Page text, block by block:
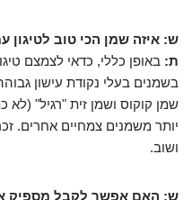
ש: איזה שמן הכי טוב לטיגון
ת: באופן כללי, כדאי לצמצם
בשמנים בעלי נקודת עישון
שמן קוקוס ושמן זית "רגיל"
יותר משמנים צמחיים אחרים.
ושוב.